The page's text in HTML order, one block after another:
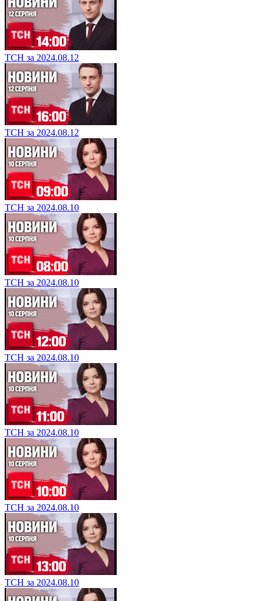
ТСН за 2024.08.12
ТСН за 2024.08.12
ТСН за 2024.08.10
ТСН за 2024.08.10
ТСН за 2024.08.10
ТСН за 2024.08.10
ТСН за 2024.08.10
ТСН за 2024.08.10